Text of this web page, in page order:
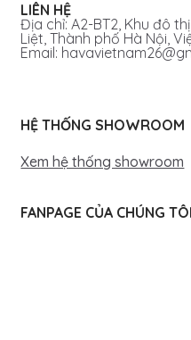
LIÊN HỆ
Địa chỉ: A2-BT2, Khu đô
Liệt, Thành phố Hà Nội,
Email:
HỆ THỐNG SHOWROOM
Xem hệ thống showroom
FANPAGE CỦA CHÚNG TÔI